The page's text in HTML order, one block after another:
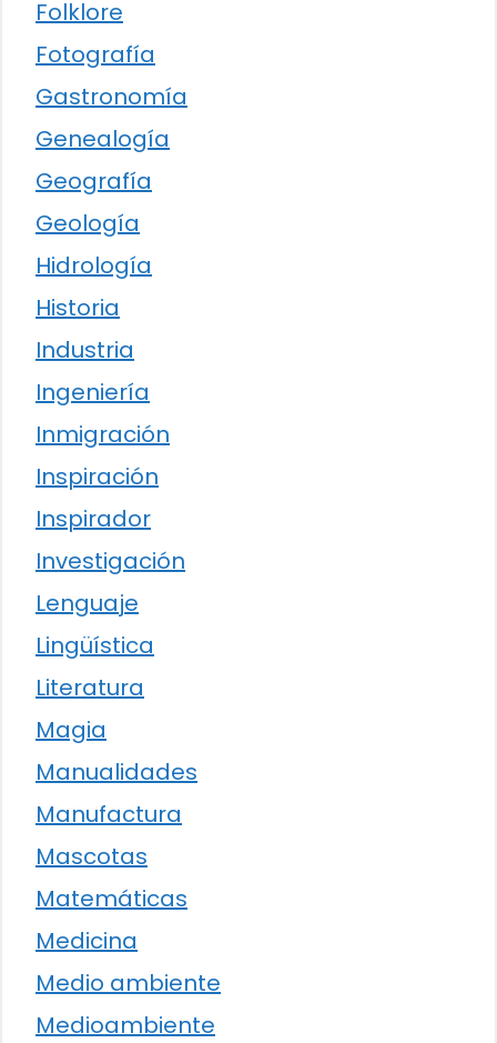
Folklore
Fotografía
Gastronomía
Genealogía
Geografía
Geología
Hidrología
Historia
Industria
Ingeniería
Inmigración
Inspiración
Inspirador
Investigación
Lenguaje
Lingüística
Literatura
Magia
Manualidades
Manufactura
Mascotas
Matemáticas
Medicina
Medio ambiente
Medioambiente